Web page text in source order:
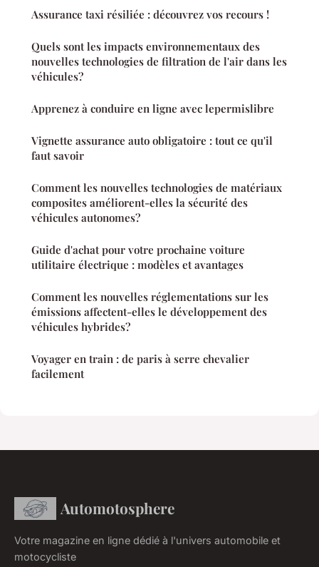
Assurance taxi résiliée : découvrez vos recours !
Quels sont les impacts environnementaux des
nouvelles technologies de filtration de l'air dans les
véhicules?
Apprenez à conduire en ligne avec lepermislibre
Vignette assurance auto obligatoire : tout ce qu'il
faut savoir
Comment les nouvelles technologies de matériaux
composites améliorent-elles la sécurité des
véhicules autonomes?
Guide d'achat pour votre prochaine voiture
utilitaire électrique : modèles et avantages
Comment les nouvelles réglementations sur les
émissions affectent-elles le développement des
véhicules hybrides?
Voyager en train : de paris à serre chevalier
facilement
Automotosphere
Votre magazine en ligne dédié à l'univers automobile et
motocycliste